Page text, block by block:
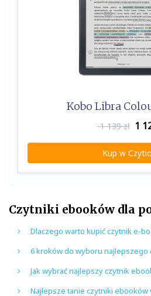
Kobo Libra
1 139 zł 1
Kup w
Czytniki ebooków dla
Dlaczego warto kupić czytnik e-
6 kroków do wyboru
Jak wybrać najlepszy czytnik
Najlepsze tanie czytniki ebooków